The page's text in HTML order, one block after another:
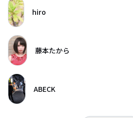
hiro
藤本たから
ABECK